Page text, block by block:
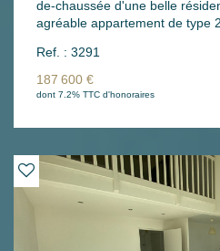
de-chaussée d'une belle
agréable appartement de type
avec placard, d'un séjour
terrasse, d'une cuisine
chambre avec salle d'eau
sous-sol complète ce bien. Un appartement idéal pour
investissement locatif, à
transports et de la gare.
Ref. : 3291
187 600 €
dont 7.2% TTC d'honoraires